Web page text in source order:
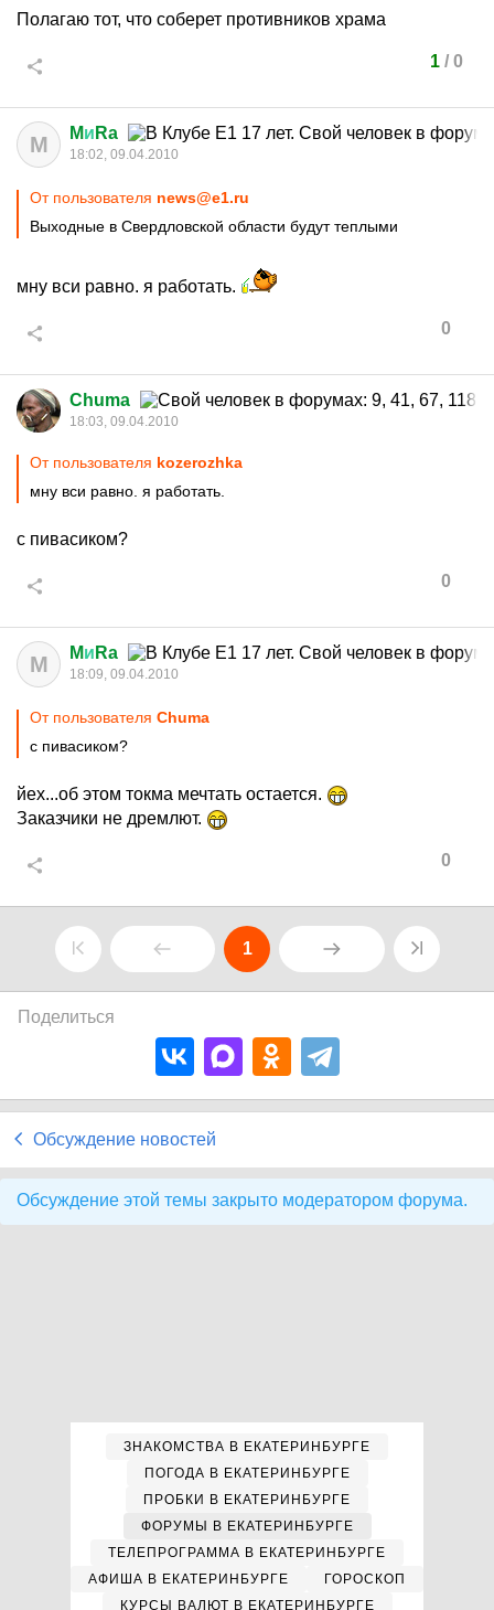
Полагаю тот, что соберет противников храма
1/ 0
M Mи Ra
18:02, 09.04.2010
От пользователя news@e1.ru
Выходные в Свердловской области будут теплыми
мну вси равно. я работать.
0
Chuma
18:03, 09.04.2010
От пользователя kozerozhka
мну вси равно. я работать.
с пивасиком?
0
M Mи Ra
18:09, 09.04.2010
От пользователя Chuma
с пивасиком?
йех...об этом токма мечтать остается.
Заказчики не дремлют.
0
1
Поделиться
Обсуждение новостей
Обсуждение этой темы закрыто модератором форума.
ЗНАКОМСТВА В ЕКАТЕРИНБУРГЕ
ПОГОДА В ЕКАТЕРИНБУРГЕ
ПРОБКИ В ЕКАТЕРИНБУРГЕ
ФОРУМЫ В ЕКАТЕРИНБУРГЕ
ТЕЛЕПРОГРАММА В ЕКАТЕРИНБУРГЕ
АФИША В ЕКАТЕРИНБУРГЕ
ГОРОСКОП
КУРСЫ ВАЛЮТ В ЕКАТЕРИНБУРГЕ